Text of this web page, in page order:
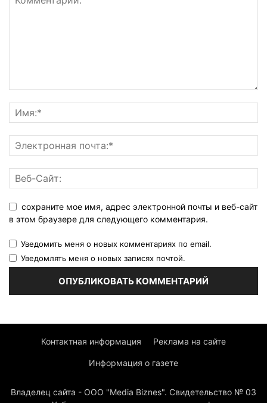
сохраните мое имя, адрес электронной почты и веб-сайт
в этом браузере для следующего комментария.
Уведомить меня о новых комментариях по email.
Уведомлять меня о новых записях почтой.
Контактная информация Реклама на сайте
Информация о газете
Владелец сайта - ООО "Media Biznes". Свидетельство № 03